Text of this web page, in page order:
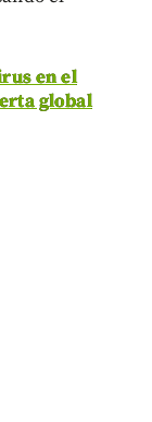
en el
global